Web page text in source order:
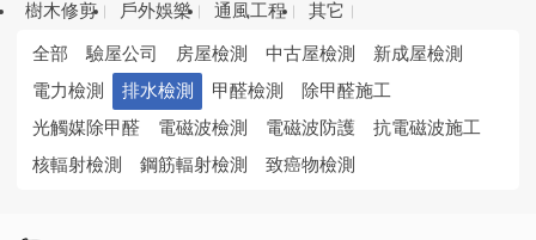
樹木修剪
戶外娛樂 通風工程 其它
全部 驗屋公司 房屋檢測 中古屋檢測
新成屋檢測
電力檢測
排水檢測 甲醛檢測
除甲醛施工
光觸媒除甲醛
電磁波檢測 電磁波防護
抗電磁波施工
核輻射檢測
鋼筋輻射檢測 致癌物檢測